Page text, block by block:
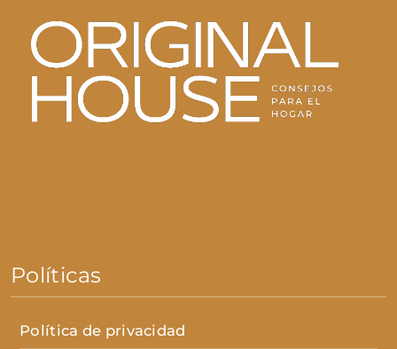
Políticas
Política de privacidad